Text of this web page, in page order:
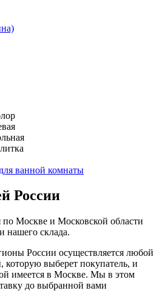
ванной комнаты
России
по Москве и Московской области
нашего склада.
России осуществляется любой
которую выберет покупатель, и
имеется в Москве. Мы в этом
до выбранной вами